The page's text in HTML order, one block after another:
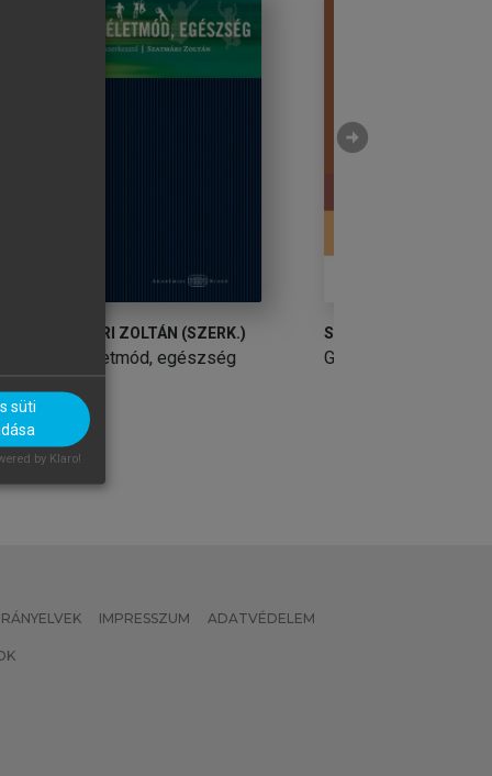
SZÉKÁCS BÉLA (SZERK.)
Geriátria
arrow_circle_right
IMPRESSZUM ADATVÉDELEM
süti
by Klaro!